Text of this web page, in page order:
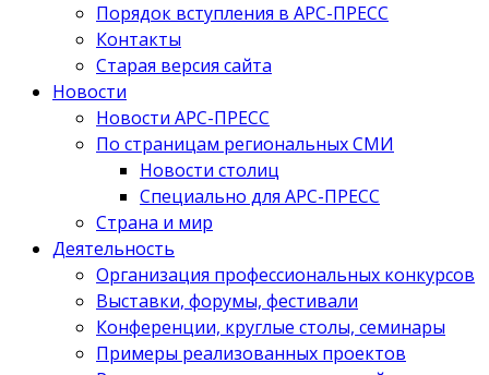
Порядок вступления в АРС-ПРЕСС
Контакты
Старая версия сайта
Новости
Новости АРС-ПРЕСС
По страницам региональных СМИ
Новости столиц
Специально для АРС-ПРЕСС
Страна и мир
Деятельность
Организация профессиональных конкурсов
Выставки, форумы, фестивали
Конференции, круглые столы, семинары
Примеры реализованных проектов